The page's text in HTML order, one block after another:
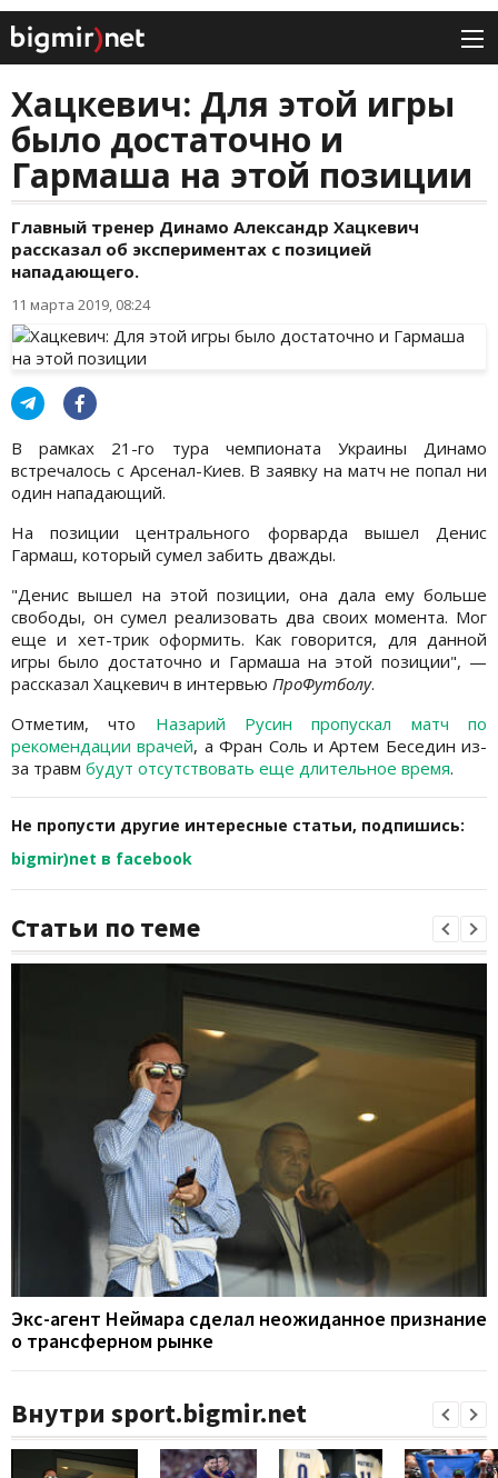
Хацкевич: Для этой игры
было достаточно и
Гармаша на этой позиции
Главный тренер Динамо Александр Хацкевич
рассказал об экспериментах с позицией
нападающего.
11 марта 2019, 08:24
В рамках 21-го тура чемпионата Украины Динамо
встречалось с Арсенал-Киев. В заявку на матч не попал ни
один нападающий.
На позиции центрального форварда вышел Денис
Гармаш, который сумел забить дважды.
"Денис вышел на этой позиции, она дала ему больше
свободы, он сумел реализовать два своих момента. Мог
еще и хет-трик оформить. Как говорится, для данной
игры было достаточно и Гармаша на этой позиции", —
рассказал Хацкевич в интервью ПроФутболу.
Отметим, что Назарий Русин пропускал матч по
рекомендации врачей, а Фран Соль и Артем Беседин из-
за травм будут отсутствовать еще длительное время.
Не пропусти другие интересные статьи, подпишись:
bigmir)net в facebook
Статьи по теме
Экс-агент Неймара сделал неожиданное признание
о трансферном рынке
Внутри sport.bigmir.net